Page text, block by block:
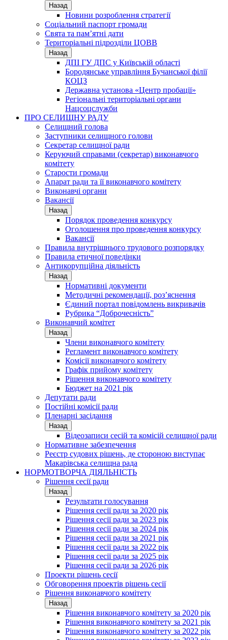
Назад
Новини розроблення стратегії
Соціальний паспорт громади
Свята та пам’ятні дати
Територіальні підрозділи ЦОВВ
Назад
ДПІ ГУ ДПС у Київській області
Бородянське управління Бучанської філії
КОЦЗ
Державна установа «Центр пробації»
Регіональні територіальні органи
Нацсоцслужби
ПРО СЕЛИЩНУ РАДУ
Селищний голова
Заступники селищного голови
Секретар селищної ради
Керуючий справами (секретар) виконавчого
комітету
Старости громади
Апарат ради та її виконавчого комітету
Виконавчі органи
Вакансії
Назад
Порядок проведення конкурсу
Оголошення про проведення конкурсу
Вакансії
Правила внутрішнього трудового розпорядку
Правила етичної поведінки
Антикорупційна діяльність
Назад
Нормативні документи
Методичні рекомендації, роз’яснення
Єдиний портал повідомлень викривачів
Рубрика “Доброчесність”
Виконавчий комітет
Назад
Члени виконавчого комітету
Регламент виконавчого комітету
Комісії виконавчого комітету
Графік прийому комітету
Рішення виконавчого комітету
Бюджет на 2021 рік
Депутати ради
Постійні комісії ради
Пленарні засідання
Назад
Відеозаписи сесій та комісій селищної ради
Нормативне забезпечення
Реєстр судових рішень, де стороною виступає
Макарівська селищна рада
НОРМОТВОРЧА ДІЯЛЬНІСТЬ
Рішення сесії ради
Назад
Результати голосування
Рішення сесії ради за 2020 рік
Рішення сесії ради за 2023 рік
Рішення сесії ради за 2024 рік
Рішення сесії ради за 2021 рік
Рішення сесії ради за 2022 рік
Рішення сесії ради за 2025 рік
Рішення сесії ради за 2026 рік
Проекти рішень сесії
Обговорення проектів рішень сесії
Рішення виконавчого комітету
Назад
Рішення виконавчого комітету за 2020 рік
Рішення виконавчого комітету за 2021 рік
Рішення виконавчого комітету за 2022 рік